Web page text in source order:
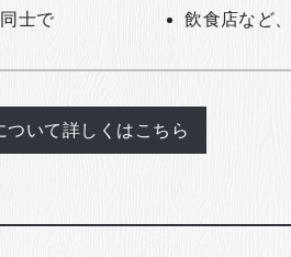
士で
飲食店など
ついて詳しくはこちら